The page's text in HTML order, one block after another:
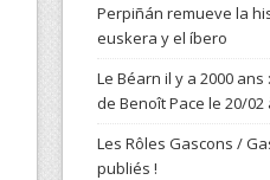
Perpiñán remueve la
euskera y el íbero
Le Béarn il y a 2000
de Benoît Pace le 20/02
Les Rôles Gascons /
publiés !